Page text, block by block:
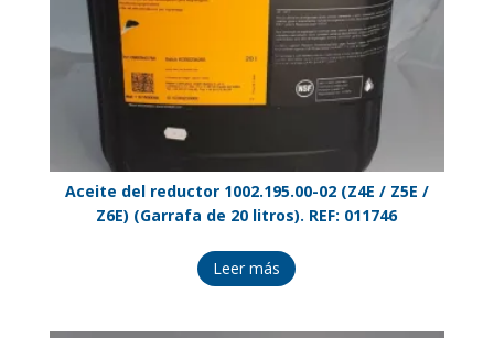
Aceite del reductor 1002.195.00-02 (Z4E / Z5E /
Z6E) (Garrafa de 20 litros). REF: 011746
Leer más